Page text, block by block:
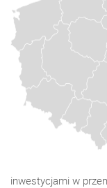
inwestycjami w